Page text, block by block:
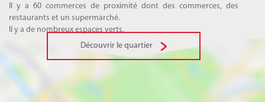
Il y a 60 commerces de proximité dont des commerces, des
restaurants et un supermarché.
Il y a de nombreux espaces verts.
Découvrir le quartier